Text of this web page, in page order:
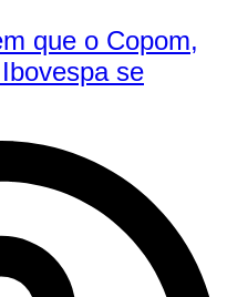
que o Copom,
se